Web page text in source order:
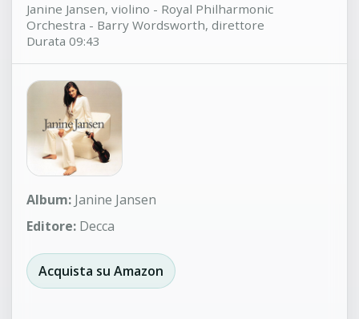
Janine Jansen, violino - Royal Philharmonic
Orchestra - Barry Wordsworth, direttore
Durata 09:43
Album: Janine Jansen
Editore: Decca
Acquista su Amazon